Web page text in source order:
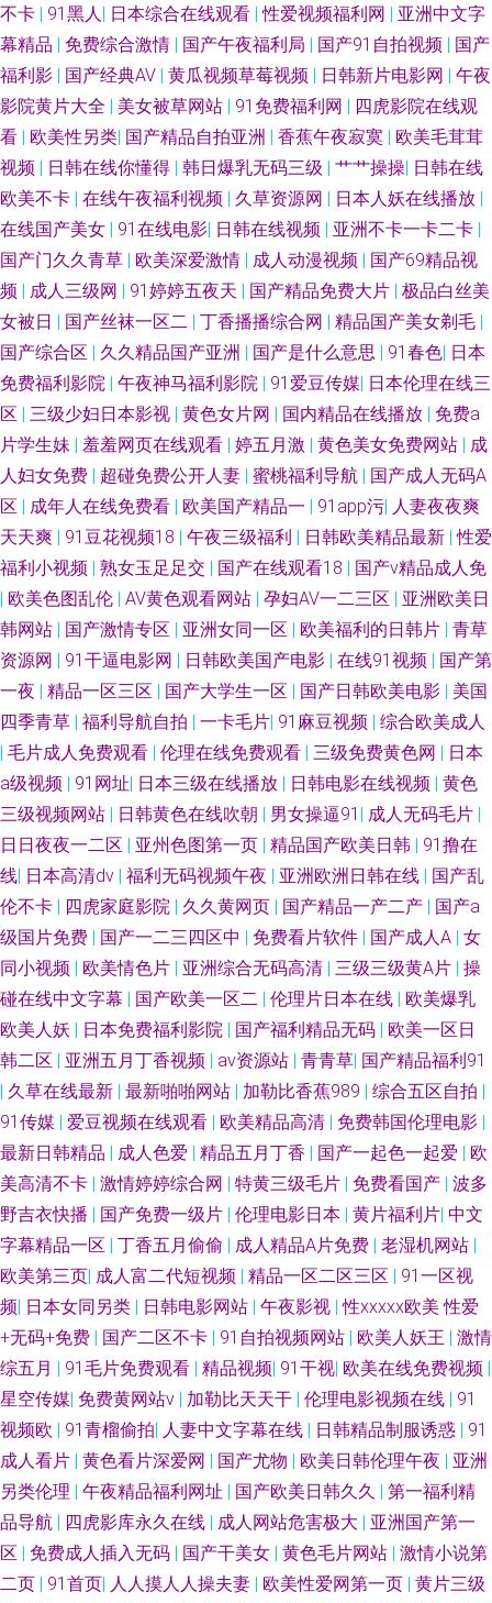
不卡 | 91黑人| 日本综合在线观看 |性爱视频福利网 | 亚洲中文字
幕精品 | 免费综合激情 | 国产午夜福利局 | 国产91自拍视频 | 国产
福利影 | 国产经典AV | 黄瓜视频草莓视频 | 日韩新片电影网 | 午夜
影院黄片大全 | 美女被草网站 | 91免费福利网 | 四虎影院在线观
看 | 欧美性另类| 国产精品自拍亚洲 | 香蕉午夜寂寞 | 欧美毛茸茸
视频 | 日韩在线你懂得 | 韩日爆乳无码三级 | 艹艹操操| 日韩在线
欧美不卡 | 在线午夜福利视频 | 久草资源网 | 日本人妖在线播放 |
在线国产美女 | 91在线电影| 日韩在线视频 | 亚洲不卡一卡二卡 |
国产门久久青草 | 欧美深爱激情 | 成人动漫视频 | 国产69精品视
频 | 成人三级网 | 91婷婷五夜天 | 国产精品免费大片 | 极品白丝美
女被日 | 国产丝袜一区二 | 丁香播播综合网 | 精品国产美女剃毛 |
国产综合区 | 久久精品国产亚洲 | 国产是什么意思 | 91春色| 日本
免费福利影院 | 午夜神马福利影院 | 91爱豆传媒| 日本伦理在线三
区 | 三级少妇日本影视 | 黄色女片网 | 国内精品在线播放 | 免费a
片学生妹 | 羞羞网页在线观看 | 婷五月激 | 黄色美女免费网站 | 成
人妇女免费 | 超碰免费公开人妻 | 蜜桃福利导航 | 国产成人无码A
区 | 成年人在线免费看 | 欧美国产精品一 | 91app污| 人妻夜夜爽
天天爽 | 91豆花视频18 | 午夜三级福利 | 日韩欧美精品最新 |性爱
福利小视频 | 熟女玉足足交 | 国产在线观看18 | 国产v精品成人免
| 欧美色图乱伦 | AV黄色观看网站 | 孕妇AV一二三区 | 亚洲欧美日
韩网站 | 国产激情专区 | 亚洲女同一区 | 欧美福利的日韩片 | 青草
资源网 | 91干逼电影网 | 日韩欧美国产电影 | 在线91视频 | 国产第
一夜 | 精品一区三区 | 国产大学生一区 | 国产日韩欧美电影 | 美国
四季青草 | 福利导航自拍 | 一卡毛片| 91麻豆视频 | 综合欧美成人
| 毛片成人免费观看 | 伦理在线免费观看 | 三级免费黄色网 | 日本
a级视频 | 91网址| 日本三级在线播放 | 日韩电影在线视频 | 黄色
三级视频网站 | 日韩黄色在线吹朝 | 男女操逼91 | 成人无码毛片 |
日日夜夜一二区 | 亚州色图第一页 | 精品国产欧美日韩 | 91撸在
线| 日本高清dv | 福利无码视频午夜 | 亚洲欧洲日韩在线 | 国产乱
伦不卡 | 四虎家庭影院 | 久久黄网页 | 国产精品一产二产 | 国产a
级国片免费 | 国产一二三四区中 | 免费看片软件 | 国产成人A | 女
同小视频 | 欧美情色片 | 亚洲综合无码高清 | 三级三级黄A片 | 操
碰在线中文字幕 | 国产欧美一区二 | 伦理片日本在线 | 欧美爆乳
欧美人妖 | 日本免费福利影院 | 国产福利精品无码 | 欧美一区日
韩二区 | 亚洲五月丁香视频 | av资源站 | 青青草| 国产精品福利91
| 久草在线最新 | 最新啪啪网站 | 加勒比香蕉989 | 综合五区自拍 |
91传媒 | 爱豆视频在线观看 | 欧美精品高清 | 免费韩国伦理电影 |
最新日韩精品 | 成人色爱 | 精品五月丁香 | 国产一起色一起爱 | 欧
美高清不卡 | 激情婷婷综合网 | 特黄三级毛片 | 免费看国产 | 波多
野吉衣快播 | 国产免费一级片 | 伦理电影日本 | 黄片福利片| 中文
字幕精品一区 | 丁香五月偷偷 | 成人精品A片免费 | 老湿机网站 |
欧美第三页| 成人富二代短视频 | 精品一区二区三区 | 91一区视
频| 日本女同另类 | 日韩电影网站 | 午夜影视 |性xxxxx欧美 性爱
+无码+免费 | 国产二区不卡 | 91自拍视频网站 | 欧美人妖王 | 激情
综五月 | 91毛片免费观看 | 精品视频| 91干视| 欧美在线免费视频 |
星空传媒| 免费黄网站v | 加勒比天天干 | 伦理电影视频在线 | 91
视频欧 | 91青榴偷拍| 人妻中文字幕在线 | 日韩精品制服诱惑 | 91
成人看片 | 黄色看片深爱网 | 国产尤物 | 欧美日韩伦理午夜 | 亚洲
另类伦理 | 午夜精品福利网址 | 国产欧美日韩久久 | 第一福利精
品导航 | 四虎影库永久在线 | 成人网站危害极大 | 亚洲国产第一
区 | 免费成人插入无码 | 国产干美女 | 黄色毛片网站 | 激情小说第
二页 | 91首页| 人人摸人人操夫妻 | 欧美性爱网第一页 | 黄片三级